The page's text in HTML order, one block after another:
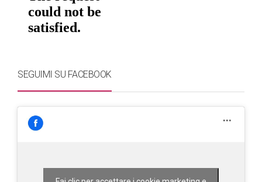
SEGUIMI SU FACEBOOK